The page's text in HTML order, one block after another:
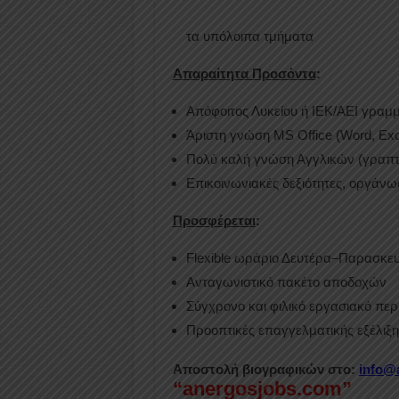
τα υπόλοιπα τμήματα
Απαραίτητα Προσόντα:
Απόφοιτος Λυκείου ή ΙΕΚ/ΑΕΙ
Άριστη γνώση MS Office (Word,
Πολύ καλή γνώση Αγγλικών
Επικοινωνιακές δεξιότητες,
Προσφέρεται:
Flexible ωράριο
Ανταγωνιστικό πακέτο αποδοχών
Σύγχρονο και φιλικό εργασιακό
Προοπτικές επαγγελματικής
Αποστολή βιογραφικών στο:
“anergosjobs.com”